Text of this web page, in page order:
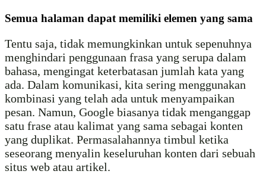
Semua halaman dapat memiliki elemen yang sama
Tentu saja, tidak memungkinkan untuk sepenuhnya
menghindari penggunaan frasa yang serupa dalam
bahasa, mengingat keterbatasan jumlah kata yang
ada. Dalam komunikasi, kita sering menggunakan
kombinasi yang telah ada untuk menyampaikan
pesan. Namun, Google biasanya tidak menganggap
satu frase atau kalimat yang sama sebagai konten
yang duplikat. Permasalahannya timbul ketika
seseorang menyalin keseluruhan konten dari sebuah
situs web atau artikel.